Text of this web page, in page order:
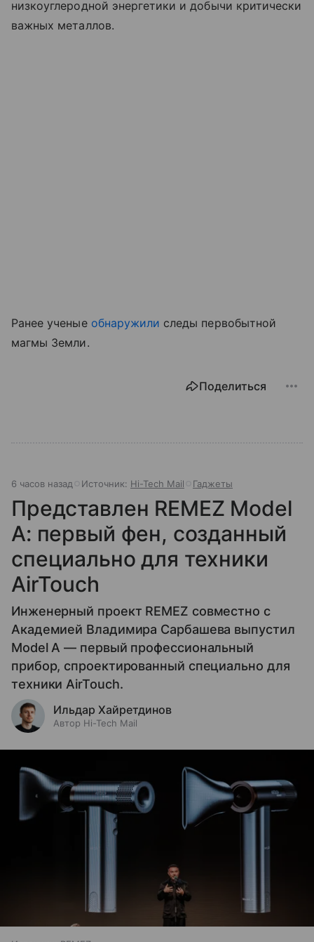
низкоуглеродной энергетики и добычи критически
важных металлов.
Ранее ученые обнаружили следы первобытной
магмы Земли.
Поделиться
6 часов назад Источник: Hi-Tech Mail Гаджеты
Представлен REMEZ Model
A: первый фен, созданный
специально для техники
AirTouch
Инженерный проект REMEZ совместно с
Академией Владимира Сарбашева выпустил
Model A — первый профессиональный
прибор, спроектированный специально для
техники AirTouch.
Ильдар Хайретдинов
Автор Hi-Tech Mail